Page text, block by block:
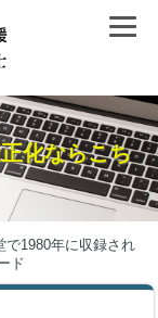
化ならこち
で1980年に収録され
ド